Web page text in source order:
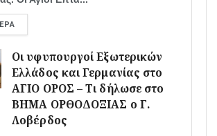
Οι υφυπουργοί Εξωτερικών
Ελλάδος και Γερμανίας στο
ΑΓΙΟ ΟΡΟΣ – Τι δήλωσε στο
ΒΗΜΑ ΟΡΘΟΔΟΞΙΑΣ ο Γ.
Λοβέρδος